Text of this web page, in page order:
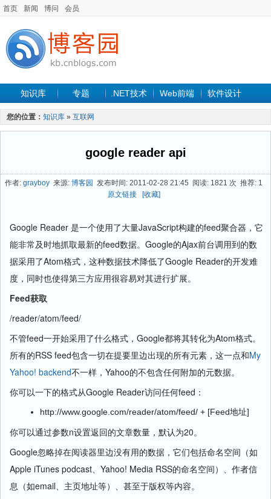
首页 新闻 博问 会员
知识库 专题 .NET技术 Web前端 软件设计
手机开发 软件工程
最新文章
您的位置： 知识库 » 互联网
google reader api
作者: grayboy 来源: 博客园 发布时间: 2011-02-28 21:45 阅读: 1821 次 推荐: 1
原文链接
[收藏]
Google Reader 是一个使用了大量JavaScript构建的feed聚合器，它
能非常及时地抓取最新的feed数据。Google的Ajax前台调用到的数
据采用了Atom格式，这种数据技术降低了Google Reader的开发难
度，同时也使得第三方应用很容易对其进行扩展。
Feed获取
/reader/atom/feed/
不管feed一开始采用了什么格式，Google都将其转化为Atom格式。
所有的RSS feed包含一切在提要里边出现的所有元素，这一点和My
Yahoo! backend不一样，Yahoo的不包含任何附加的元数据。
你可以一下的格式从Google Reader访问任何feed：
http://www.google.com/reader/atom/feed/ + [Feed地址]
你可以通过参数n设置返回的文章数量，默认为20。
Google忽略掉在阅读器里边没有用的数据，它们包括命名空间（如
Apple iTunes podcast、Yahoo! Media RSS的命名空间）、作者信
息（如email、主页地址等）、甚至于版权等内容。